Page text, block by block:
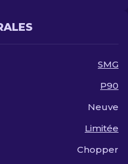
SMG
P90
Neuve
Limitée
Chopper